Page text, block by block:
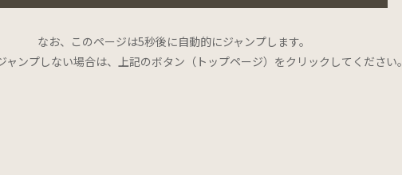
なお、このページは5秒後に自動的にジャンプします。
ンプしない場合は、上記のボタン（トップページ）をクリックしてください。